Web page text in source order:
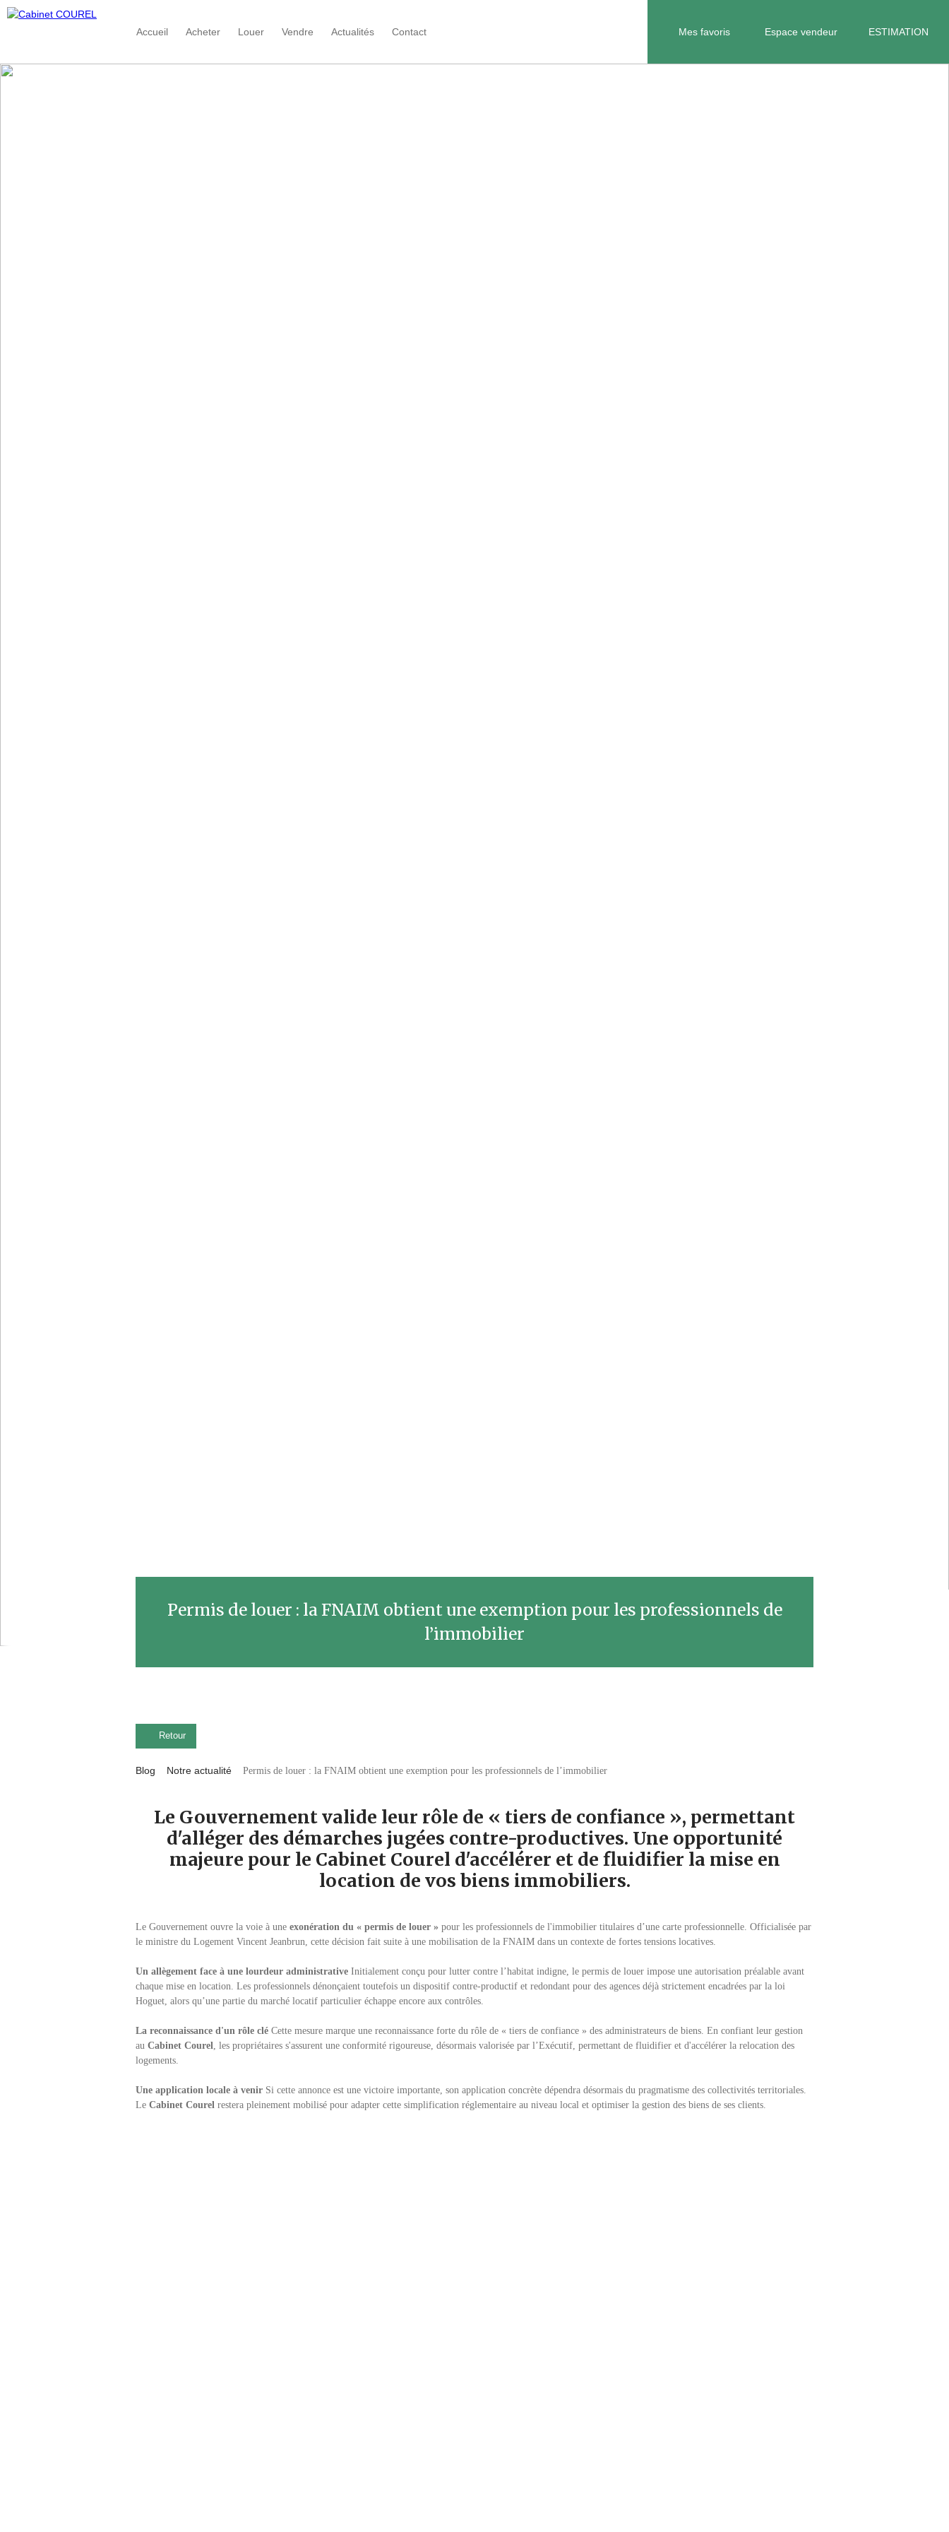
Accueil Acheter Louer Vendre Actualités Contact Mes favoris Espace vendeur ESTIMATION
Permis de louer : la FNAIM obtient une exemption pour les professionnels de
l’immobilier
Retour
Blog Notre actualité Permis de louer : la FNAIM obtient une exemption pour les professionnels de l’immobilier
Le Gouvernement valide leur rôle de « tiers de confiance », permettant
d'alléger des démarches jugées contre-productives. Une opportunité
majeure pour le Cabinet Courel d'accélérer et de fluidifier la mise en
location de vos biens immobiliers.
Le Gouvernement ouvre la voie à une exonération du « permis de louer » pour les professionnels de l'immobilier titulaires d’une carte professionnelle. Officialisée par
le ministre du Logement Vincent Jeanbrun, cette décision fait suite à une mobilisation de la FNAIM dans un contexte de fortes tensions locatives.
Un allègement face à une lourdeur administrative Initialement conçu pour lutter contre l’habitat indigne, le permis de louer impose une autorisation préalable avant
chaque mise en location. Les professionnels dénonçaient toutefois un dispositif contre-productif et redondant pour des agences déjà strictement encadrées par la loi
Hoguet, alors qu’une partie du marché locatif particulier échappe encore aux contrôles.
La reconnaissance d'un rôle clé Cette mesure marque une reconnaissance forte du rôle de « tiers de confiance » des administrateurs de biens. En confiant leur gestion
au Cabinet Courel , les propriétaires s'assurent une conformité rigoureuse, désormais valorisée par l’Exécutif, permettant de fluidifier et d'accélérer la relocation des
logements.
Une application locale à venir Si cette annonce est une victoire importante, son application concrète dépendra désormais du pragmatisme des collectivités territoriales.
Le Cabinet Courel restera pleinement mobilisé pour adapter cette simplification réglementaire au niveau local et optimiser la gestion des biens de ses clients.